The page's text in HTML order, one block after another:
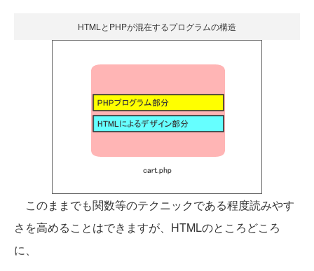
HTMLとPHPが混在するプログラムの構造
このままでも関数等のテクニックである程度読みやす
さを高めることはできますが、HTMLのところどころ
に、